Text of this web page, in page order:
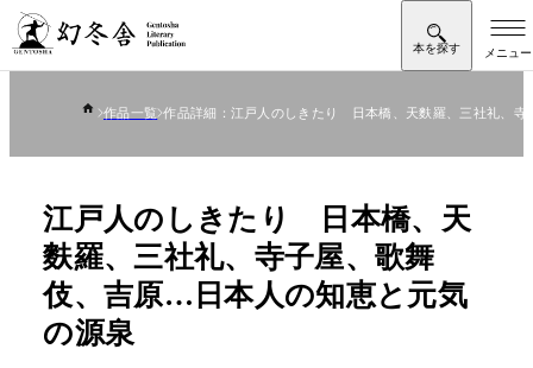
作品一覧 作品詳細：江戸人のしきたり 日本橋、天麩羅、三社礼、
江戸人のしきたり 日本橋、天
麩羅、三社礼、寺子屋、歌舞
伎、吉原…日本人の知恵と元気
の源泉